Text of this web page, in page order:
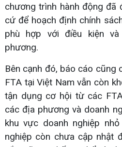
chương trình hành động đã
cứ để hoạch định chính
phù hợp với điều kiện
phương.
Bên cạnh đó, báo cáo cũng
FTA tại Việt Nam vẫn còn
tận dụng cơ hội từ các
các địa phương và doanh
khu vực doanh nghiệp
nghiệp còn chưa cập nhật